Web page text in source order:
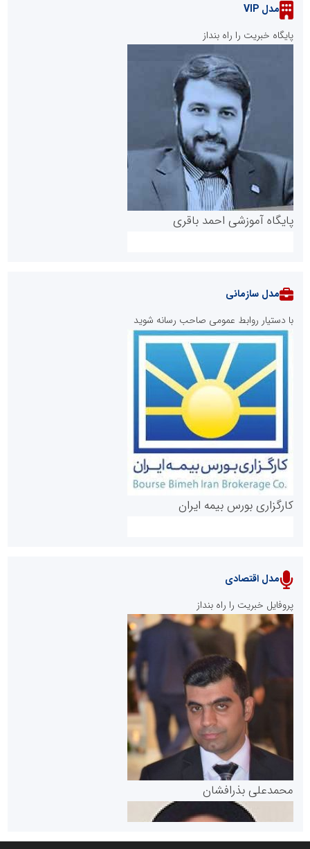
مدل VIP
پایگاه خبریت را راه بنداز
پایگاه آموزشی احمد باقری
روابط عمومی خبرگزاری گزارش خبر
پایگاه خبری نهضت ملی مسکن
پایگاه خبری گفتمان یزد
مدل سازمانی
با دستیار روابط عمومی صاحب رسانه شوید
کارگزاری بورس بیمه ایران
سازمان بورس و اوراق بهادار
مرجع اخبار موثق در بازارسرمایه
مدل اقتصادی
پروفایل خبریت را راه بنداز
محمدعلی بذرافشان